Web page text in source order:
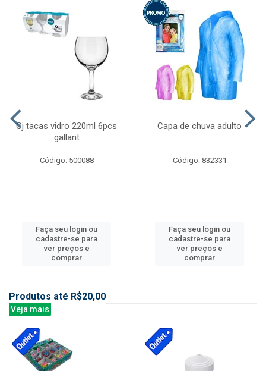
Cj tacas vidro 220ml 6pcs
gallant
Código: 500088
Faça seu login ou
cadastre-se para
ver preços e
comprar
Capa de chuva adulto
Código: 832331
Faça seu login ou
cadastre-se para
ver preços e
comprar
Produtos até R$20,00
Veja mais